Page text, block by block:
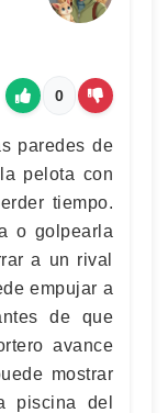
0
paredes de
pelota con
tiempo.
o golpearla
a un rival
empujar a
de que
avance
mostrar
piscina del